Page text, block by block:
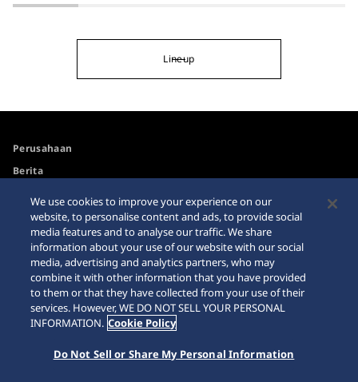
Lineup
Perusahaan
Berita
Aksesibilitas
Persyaratan
Peringatan Pembelian
Melalui Internet
Peta Situs / Sitemap
© 2026 Seiko Watch Corporation
We use cookies to improve your experience on our
website, to personalise content and ads, to provide social
media features and to analyse our traffic. We share
information about your use of our website with our social
media, advertising and analytics partners, who may
combine it with other information that you have provided
to them or that they have collected from your use of their
services. However, WE DO NOT SELL YOUR PERSONAL
INFORMATION. Cookie Policy
Do Not Sell or Share My Personal Information